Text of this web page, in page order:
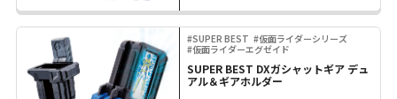
#SUPER BEST #仮面ライダーシリーズ
#仮面ライダーエグゼイド
SUPER BEST DXガシャットギア デュ
アル＆ギアホルダー